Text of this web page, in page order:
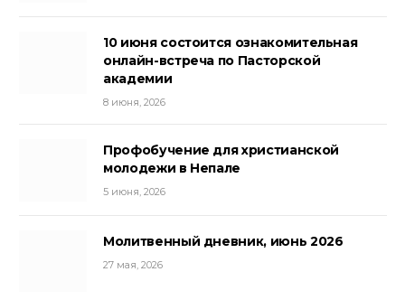
10 июня состоится ознакомительная
онлайн-встреча по Пасторской
академии
8 июня, 2026
Профобучение для христианской
молодежи в Непале
5 июня, 2026
Молитвенный дневник, июнь 2026
27 мая, 2026